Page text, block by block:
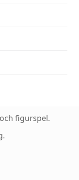
figurspel.